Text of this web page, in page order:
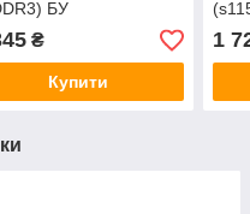
БУ
₴
Купити
1